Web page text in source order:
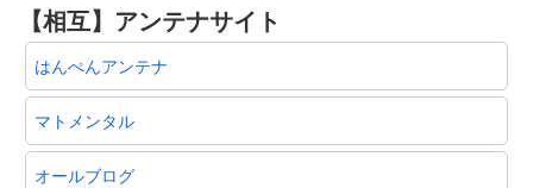
【相互】アンテナサイト
はんぺんアンテナ
マトメンタル
オールブログ